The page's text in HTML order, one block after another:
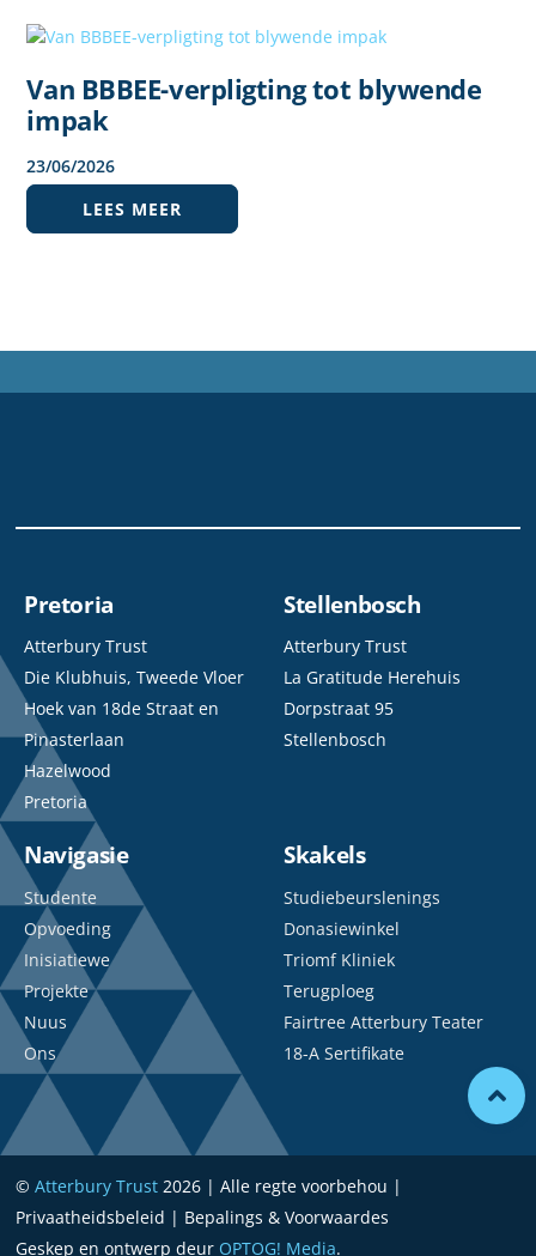
Van BBBEE-verpligting tot blywende
impak
23/06/2026
LEES MEER
Pretoria
Atterbury Trust
Die Klubhuis, Tweede Vloer
Hoek van 18de Straat en
Pinasterlaan
Hazelwood
Pretoria
Stellenbosch
Atterbury Trust
La Gratitude Herehuis
Dorpstraat 95
Stellenbosch
Navigasie
Studente
Opvoeding
Inisiatiewe
Projekte
Nuus
Ons
Skakels
Studiebeurslenings
Donasiewinkel
Triomf Kliniek
Terugploeg
Fairtree Atterbury Teater
18-A Sertifikate
©Atterbury Trust 2026 | Alle regte voorbehou |
Privaatheidsbeleid | Bepalings & Voorwaardes
Geskep en ontwerp deur OPTOG! Media.